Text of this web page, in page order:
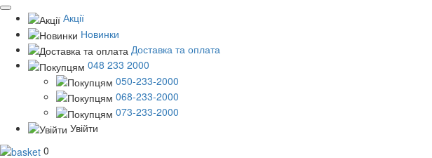
Акції
Новинки
Доставка та оплата
048 233 2000
050-233-2000
068-233-2000
073-233-2000
Увійти
0